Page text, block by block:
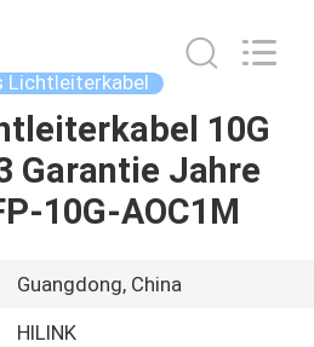
Lichtleiterkabel
10G
Garantie Jahre
10G-AOC1M
Guangdong, China
HILINK